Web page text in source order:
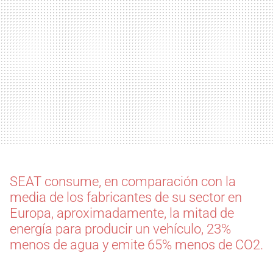
SEAT consume, en comparación con la
media de los fabricantes de su sector en
Europa, aproximadamente, la mitad de
energía para producir un vehículo, 23%
menos de agua y emite 65% menos de CO2.